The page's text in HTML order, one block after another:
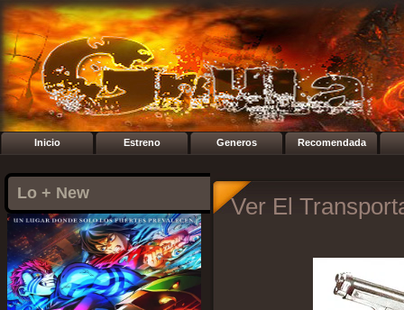
Inicio Estreno Generos Recomendada
Lo + New Ver El